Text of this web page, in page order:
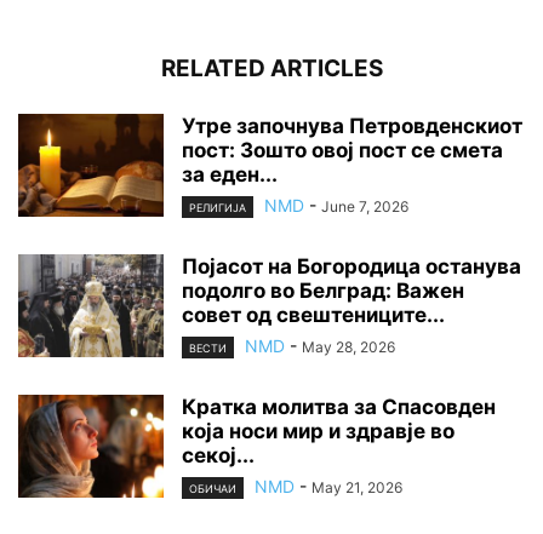
RELATED ARTICLES
Утре започнува Петровденскиот
пост: Зошто овој пост се смета
за еден...
РЕЛИГИЈА NMD - June 7, 2026
Појасот на Богородица останува
подолго во Белград: Важен
совет од свештениците...
ВЕСТИ NMD - May 28, 2026
Кратка молитва за Спасовден
која носи мир и здравје во
секој...
ОБИЧАИ NMD - May 21, 2026